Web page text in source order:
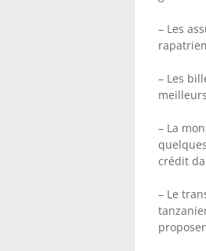
– Les
– Les
– La
crédit
– Le